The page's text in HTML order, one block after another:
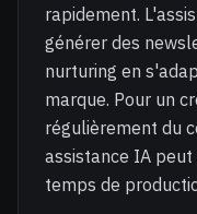
rapidement.
générer des
nurturing en
marque. Pour un
régulièrement du
assistance IA
temps de